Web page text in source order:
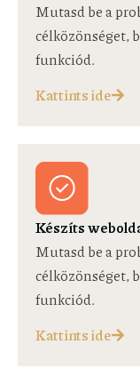
Mutasd be a
célközönséget,
funkciód.
Kattints ide
Készíts
Mutasd be a
célközönséget,
funkciód.
Kattints ide